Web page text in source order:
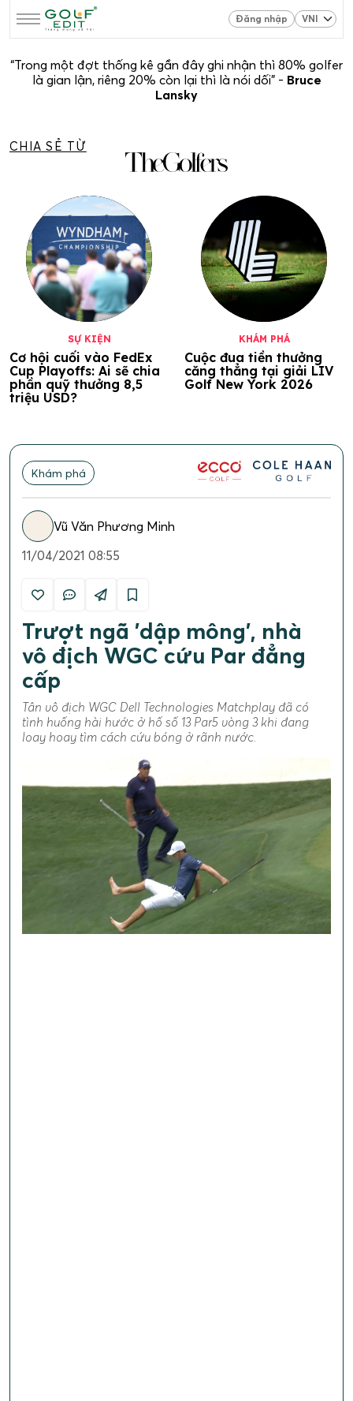
Đăng nhập
“Trong một đợt thống kê gần đây ghi nhận thì 80% golfer
là gian lận, riêng 20% còn lại thì là nói dối” - Bruce
Lansky
CHIA SẺ TỪ
SỰ KIỆN
Cơ hội cuối vào FedEx
Cup Playoffs: Ai sẽ chia
phần quỹ thưởng 8,5
triệu USD?
KHÁM PHÁ
Cuộc đua tiền thưởng
căng thẳng tại giải LIV
Golf New York 2026
Khám phá
Vũ Văn Phương Minh
11/04/2021 08:55
Trượt ngã 'dập mông', nhà
vô địch WGC cứu Par đẳng
cấp
Tân vô địch WGC Dell Technologies Matchplay đã có
tình huống hài hước ở hố số 13 Par5 vòng 3 khi đang
loay hoay tìm cách cứu bóng ở rãnh nước.